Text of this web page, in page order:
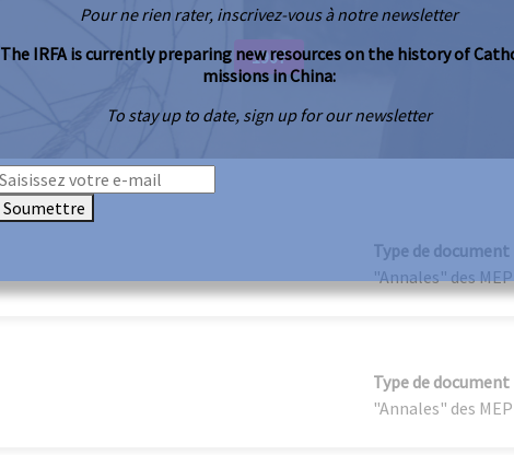
1907
Type de document
"Annales" des MEP
Type de document
"Annales" des MEP
Pour ne rien rater, inscrivez-vous à notre newsletter
The IRFA is currently preparing new resources on the history of
missions in China:
To stay up to date, sign up for our newsletter
Soumettre